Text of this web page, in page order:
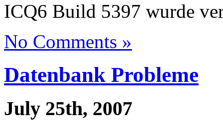
ICQ6 Build 5397 wurde
No Comments »
Datenbank Probleme
July 25th, 2007